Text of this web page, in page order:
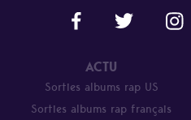
ACTU
Sorties albums rap US
Sorties albums rap français